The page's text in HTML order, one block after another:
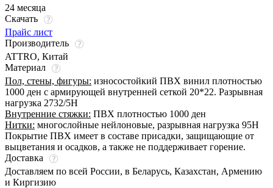
24 месяца
Скачать
Прайс лист
Производитель
ATTRO, Китай
Материал
Пол, стены, фигуры: износостойкий ПВХ винил плотностью
1000 ден с армирующей внутренней сеткой 20*22. Разрывная
нагрузка 2732/5Н
Внутренние стяжки: ПВХ плотностью 1000 ден
Нитки: многослойные нейлоновые, разрывная нагрузка 95Н
Покрытие ПВХ имеет в составе присадки, защищающие от
выцветания и осадков, а также не поддерживает горение.
Доставка
Доставляем по всей России, в Беларусь, Казахстан, Армению
и Киргизию